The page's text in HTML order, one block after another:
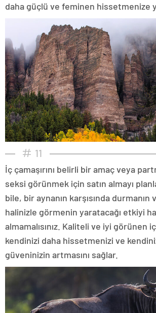
daha güçlü ve feminen hissetmenize
11
İç çamaşırını belirli bir amaç veya
seksi görünmek için satın almayı
bile, bir aynanın karşısında durmanın
halinizle görmenin yaratacağı etkiyi
almamalısınız. Kaliteli ve iyi görünen
kendinizi daha hissetmenizi ve
güveninizin artmasını sağlar.